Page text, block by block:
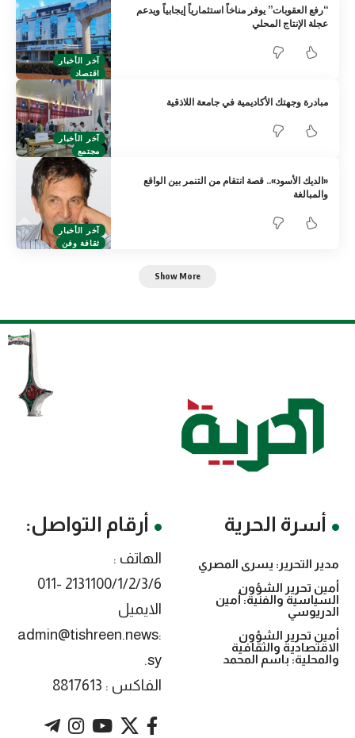
آخر الأخبار
اقتصاد
“رفع العقوبات” يوفر مناخاً استثمارياً إيجابياً ويدعم
عجلة الإنتاج المحلي
آخر الأخبار
مجتمع
مبادرة وجهتك الأكاديمية في جامعة اللاذقية
آخر الأخبار
ثقافة وفن
«الديك الأسود».. قصة انتقام من التنمر بين الواقع
والمبالغة
Show More
أسرة الحرية
مدير التحرير: يسرى المصري
أمين تحرير الشؤون
السياسية والفنية: أمين
الدريوسي
أمين تحرير الشؤون
الاقتصادية والثقافية
والمحلية: باسم المحمد
أرقام التواصل:
الهاتف :
2131100/1/2/3/6 -011
الايميل
:admin@tishreen.news
.sy
الفاكس : 8817613